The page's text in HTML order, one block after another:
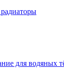
для водяных